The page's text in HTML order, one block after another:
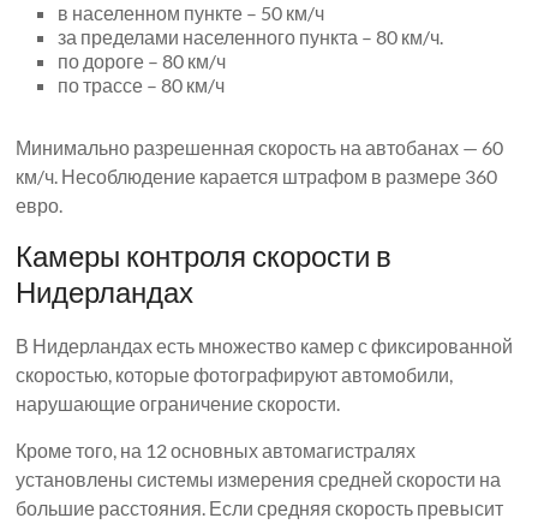
в населенном пункте – 50 км/ч
за пределами населенного пункта – 80 км/ч.
по дороге – 80 км/ч
по трассе – 80 км/ч
Минимально разрешенная скорость на автобанах — 60
км/ч. Несоблюдение карается штрафом в размере 360
евро.
Камеры контроля скорости в
Нидерландах
В Нидерландах есть множество камер с фиксированной
скоростью, которые фотографируют автомобили,
нарушающие ограничение скорости.
Кроме того, на 12 основных автомагистралях
установлены системы измерения средней скорости на
большие расстояния. Если средняя скорость превысит